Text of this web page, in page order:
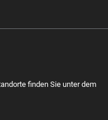
finden Sie unter dem